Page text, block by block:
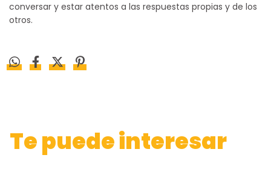
conversar y estar atentos a las respuestas propias y de los
otros.
Te puede interesar